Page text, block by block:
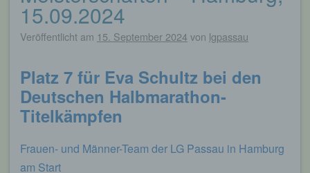
15.09.2024
Veröffentlicht am 15. September 2024 von lgpassau
Platz 7 für Eva Schultz bei den
Deutschen Halbmarathon-
Titelkämpfen
Frauen- und Männer-Team der LG Passau in Hamburg
am Start